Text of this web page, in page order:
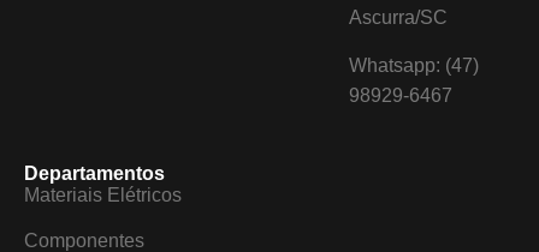
Ascurra/SC
Whatsapp: (47)
98929-6467
Departamentos
Materiais Elétricos
Componentes